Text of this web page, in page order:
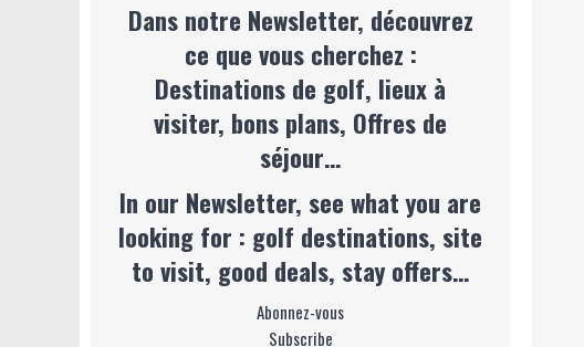
Dans notre Newsletter, découvrez
ce que vous cherchez :
Destinations de golf, lieux à
visiter, bons plans, Offres de
séjour…
In our Newsletter, see what you are
looking for : golf destinations, site
to visit, good deals, stay offers…
Abonnez-vous
Subscribe